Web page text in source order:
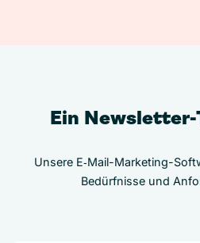
Ein
Unsere E‑Mail-Marketing-
Bedürfnisse und